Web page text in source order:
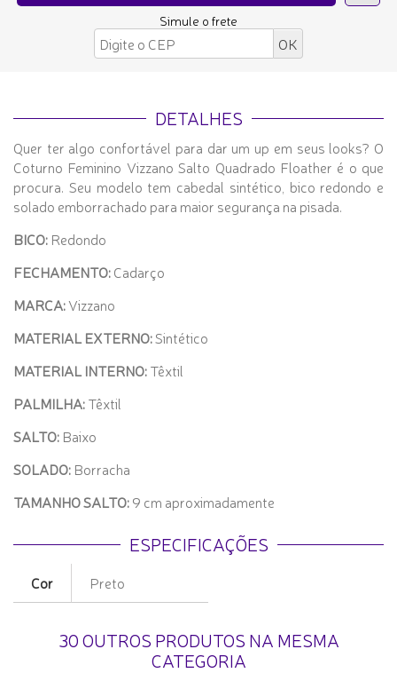
Simule o frete
DETALHES
Quer ter algo confortável para dar um up em seus looks? O
Coturno Feminino Vizzano Salto Quadrado Floather é o que
procura. Seu modelo tem cabedal sintético, bico redondo e
solado emborrachado para maior segurança na pisada.
BICO: Redondo
FECHAMENTO:Cadarço
MARCA:Vizzano
MATERIAL EXTERNO:Sintético
MATERIAL INTERNO:Têxtil
PALMILHA:Têxtil
SALTO: Baixo
SOLADO: Borracha
TAMANHO SALTO:9 cm aproximadamente
ESPECIFICAÇÕES
Cor Preto
30 OUTROS PRODUTOS NA MESMA
CATEGORIA